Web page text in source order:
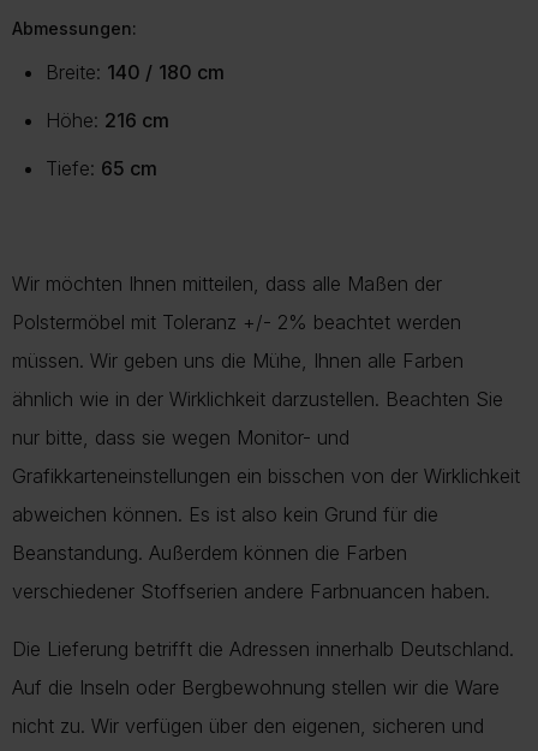
Abmessungen:
Breite: 140 / 180 cm
Höhe: 216 cm
Tiefe: 65 cm
Wir möchten Ihnen mitteilen, dass alle Maßen der
Polstermöbel mit Toleranz +/- 2% beachtet werden
müssen. Wir geben uns die Mühe, Ihnen alle Farben
ähnlich wie in der Wirklichkeit darzustellen. Beachten Sie
nur bitte, dass sie wegen Monitor- und
Grafikkarteneinstellungen ein bisschen von der Wirklichkeit
abweichen können. Es ist also kein Grund für die
Beanstandung. Außerdem können die Farben
verschiedener Stoffserien andere Farbnuancen haben.
Die Lieferung betrifft die Adressen innerhalb Deutschland.
Auf die Inseln oder Bergbewohnung stellen wir die Ware
nicht zu. Wir verfügen über den eigenen, sicheren und